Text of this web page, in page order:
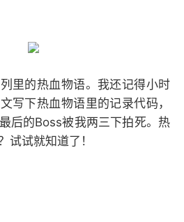
里的热血物语。我还记得小时
写下热血物语里的记录代码，
后的Boss被我两三下拍死。热
试试就知道了！